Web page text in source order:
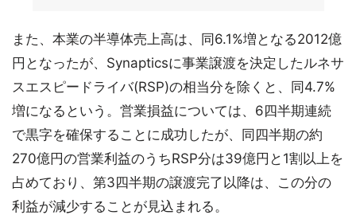
また、本業の半導体売上高は、同6.1%増となる2012億
円となったが、Synapticsに事業譲渡を決定したルネサ
スエスピードライバ(RSP)の相当分を除くと、同4.7%
増になるという。営業損益については、6四半期連続
で黒字を確保することに成功したが、同四半期の約
270億円の営業利益のうちRSP分は39億円と1割以上を
占めており、第3四半期の譲渡完了以降は、この分の
利益が減少することが見込まれる。